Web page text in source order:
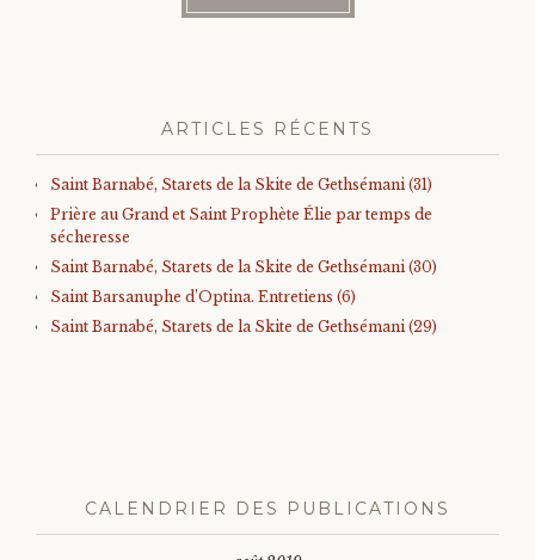
ARTICLES RÉCENTS
Saint Barnabé, Starets de la Skite de Gethsémani (31)
Prière au Grand et Saint Prophète Élie par temps de
sécheresse
Saint Barnabé, Starets de la Skite de Gethsémani (30)
Saint Barsanuphe d’Optina. Entretiens (6)
Saint Barnabé, Starets de la Skite de Gethsémani (29)
CALENDRIER DES PUBLICATIONS